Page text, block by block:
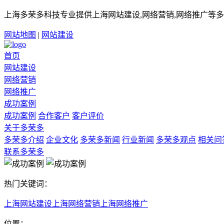
上海多荣多科技专业提供上海网站建设,网络营销,网络推广等
网站地图 | 网站建设
首页
网站建设
网络营销
网络推广
成功案例
成功案例 合作客户 客户评价
关于多荣多
多荣多介绍 企业文化 多荣多新闻 行业新闻 多荣多观点 相关问
联系多荣多
热门关键词：
上海网站建设 上海网络营销 上海网络推广